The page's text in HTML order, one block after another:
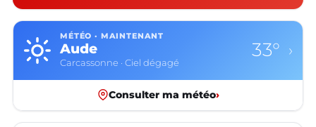
MÉTÉO · MAINTENANT
Aude
Carcassonne · Ciel dégagé
33° ›
Consulter ma météo›